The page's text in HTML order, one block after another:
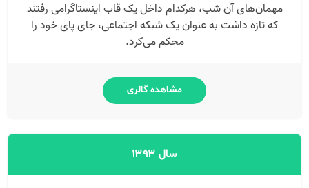
مهمان‌های آن شب، هرکدام داخل یک قاب اینستاگرامی رفتند
که تازه داشت به عنوان یک شبکه اجتماعی، جای پای خود را
محکم می‌کرد.
مشاهده گالری
سال ۱۳۹۳